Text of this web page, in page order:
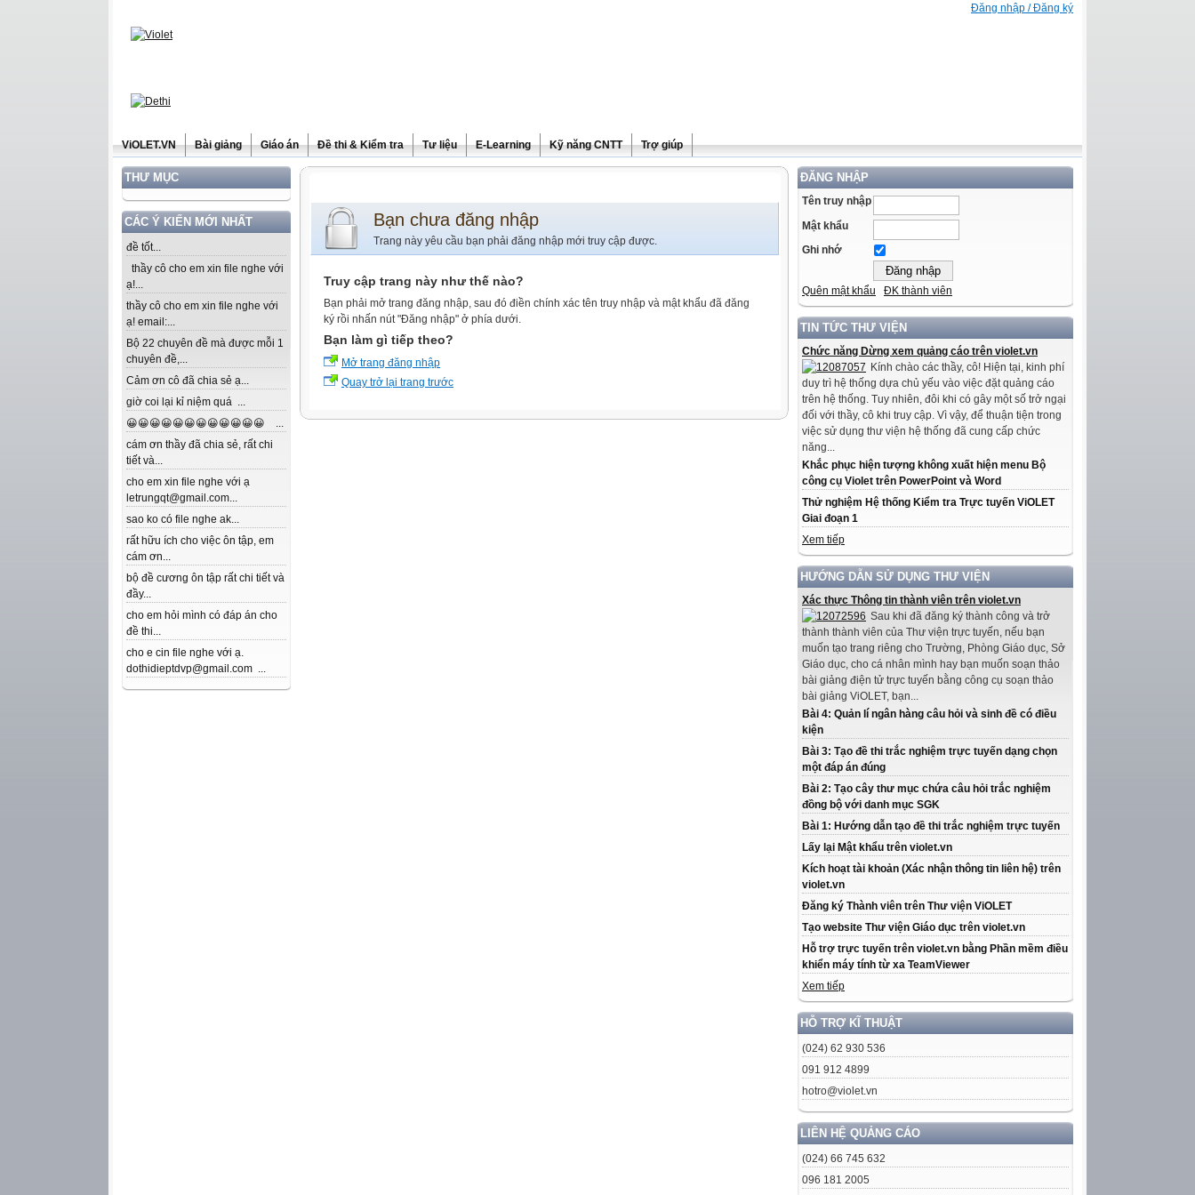
Đăng nhập / Đăng ký
ViOLET.VN Bài giảng Giáo án Đề thi & Kiểm tra Tư liệu E-Learning Kỹ năng CNTT Trợ giúp
THƯ MỤC
CÁC Ý KIẾN MỚI NHẤT
đề tốt...
thầy cô cho em xin file nghe với
ạ!...
thầy cô cho em xin file nghe với
ạ! email:...
Bộ 22 chuyên đề mà được mỗi 1
chuyên đề,...
Cảm ơn cô đã chia sẻ ạ...
giờ coi lại kỉ niệm quá ...
😀😀😀😀😀😀😀😀😀😀😀😀 ...
cám ơn thầy đã chia sẻ, rất chi
tiết và...
cho em xin file nghe với ạ
letrungqt@gmail.com...
sao ko có file nghe ak...
rất hữu ích cho việc ôn tập, em
cám ơn...
bộ đề cương ôn tập rất chi tiết và
đầy...
cho em hỏi mình có đáp án cho
đề thi...
cho e cin file nghe với ạ.
dothidieptdvp@gmail.com ...
ĐĂNG NHẬP
Tên truy nhập
Mật khẩu
Ghi nhớ
Quên mật khẩu ĐK thành viên
TIN TỨC THƯ VIỆN
Chức năng Dừng xem quảng cáo trên violet.vn
Kính chào các thầy, cô! Hiện tại, kinh phí
duy trì hệ thống dựa chủ yếu vào việc đặt quảng cáo
trên hệ thống. Tuy nhiên, đôi khi có gây một số trở ngại
đối với thầy, cô khi truy cập. Vì vậy, để thuận tiện trong
việc sử dụng thư viện hệ thống đã cung cấp chức
năng...
Khắc phục hiện tượng không xuất hiện menu Bộ
công cụ Violet trên PowerPoint và Word
Thử nghiệm Hệ thống Kiểm tra Trực tuyến ViOLET
Giai đoạn 1
Xem tiếp
HƯỚNG DẪN SỬ DỤNG THƯ VIỆN
Xác thực Thông tin thành viên trên violet.vn
Sau khi đã đăng ký thành công và trở
thành thành viên của Thư viện trực tuyến, nếu bạn
muốn tạo trang riêng cho Trường, Phòng Giáo dục, Sở
Giáo dục, cho cá nhân mình hay bạn muốn soạn thảo
bài giảng điện tử trực tuyến bằng công cụ soạn thảo
bài giảng ViOLET, bạn...
Bài 4: Quản lí ngân hàng câu hỏi và sinh đề có điều
kiện
Bài 3: Tạo đề thi trắc nghiệm trực tuyến dạng chọn
một đáp án đúng
Bài 2: Tạo cây thư mục chứa câu hỏi trắc nghiệm
đồng bộ với danh mục SGK
Bài 1: Hướng dẫn tạo đề thi trắc nghiệm trực tuyến
Lấy lại Mật khẩu trên violet.vn
Kích hoạt tài khoản (Xác nhận thông tin liên hệ) trên
violet.vn
Đăng ký Thành viên trên Thư viện ViOLET
Tạo website Thư viện Giáo dục trên violet.vn
Hỗ trợ trực tuyến trên violet.vn bằng Phần mềm điều
khiển máy tính từ xa TeamViewer
Xem tiếp
HỖ TRỢ KĨ THUẬT
(024) 62 930 536
091 912 4899
hotro@violet.vn
LIÊN HỆ QUẢNG CÁO
(024) 66 745 632
096 181 2005
Bạn chưa đăng nhập
Trang này yêu cầu bạn phải đăng nhập mới truy cập được.
Truy cập trang này như thế nào?
Bạn phải mở trang đăng nhập, sau đó điền chính xác tên truy nhập và mật khẩu đã đăng
ký rồi nhấn nút "Đăng nhập" ở phía dưới.
Bạn làm gì tiếp theo?
Mở trang đăng nhập
Quay trở lại trang trước